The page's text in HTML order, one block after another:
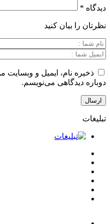
کنید
ایمیل و وبسایت من در
می‌نویسم.